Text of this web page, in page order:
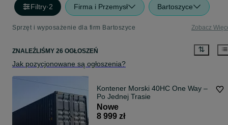
Filtry·2 Firma i Przemysł Bartoszyce
Sprzęt i wyposażenie dla firm Bartoszyce Zobacz
ZNALEŹLIŚMY 26 OGŁOSZEŃ
Jak pozycjonowane są ogłoszenia?
Kontener Morski 40HC One Way –
Po Jednej Trasie
Nowe
8 999 zł